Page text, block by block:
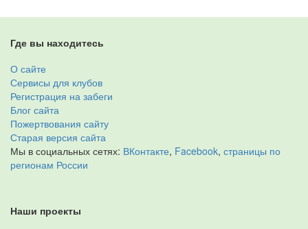
Где вы находитесь
О сайте
Сервисы для клубов
Регистрация на забеги
Блог сайта
Пожертвования сайту
Старая версия сайта
Мы в социальных сетях: ВКонтакте, Facebook, страницы по
регионам России
Наши проекты